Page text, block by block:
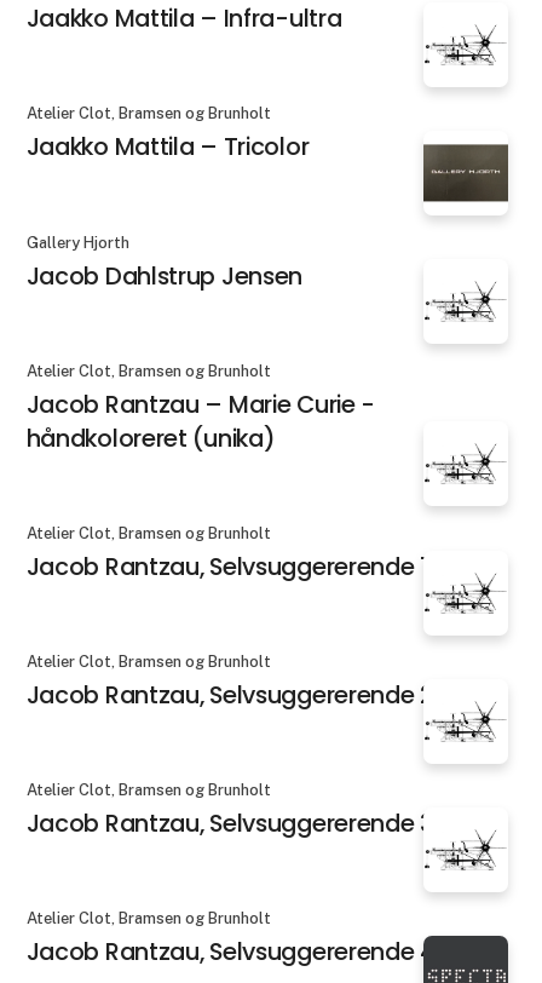
Jaakko Mattila – Infra-ultra
Atelier Clot, Bramsen og Brunholt
Jaakko Mattila – Tricolor
Gallery Hjorth
Jacob Dahlstrup Jensen
Atelier Clot, Bramsen og Brunholt
Jacob Rantzau – Marie Curie -
håndkoloreret (unika)
Atelier Clot, Bramsen og Brunholt
Jacob Rantzau, Selvsuggererende 1
Atelier Clot, Bramsen og Brunholt
Jacob Rantzau, Selvsuggererende 2
Atelier Clot, Bramsen og Brunholt
Jacob Rantzau, Selvsuggererende 3
Atelier Clot, Bramsen og Brunholt
Jacob Rantzau, Selvsuggererende 4